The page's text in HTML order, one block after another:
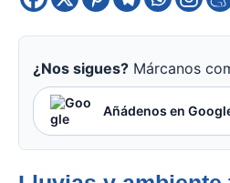
¿Nos sigues? Márcanos
Añádenos en